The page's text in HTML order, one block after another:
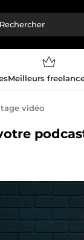
Meilleurs
vidéo